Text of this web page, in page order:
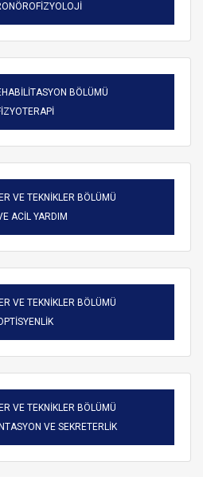
BÖLÜMÜ
VE TEKNİKLER BÖLÜMÜ
ACİL YARDIM
VE TEKNİKLER BÖLÜMÜ
VE TEKNİKLER BÖLÜMÜ
VE SEKRETERLİK